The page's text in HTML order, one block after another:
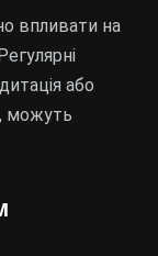
впливати на
або
можуть